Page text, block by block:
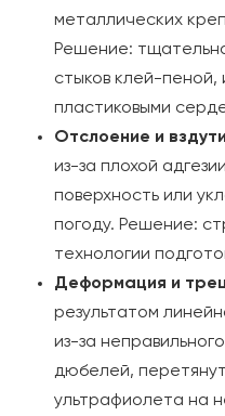
металлических
Решение:
стыков клей-пеной,
пластиковыми
Отслоение и
из-за плохой
поверхность или
погоду. Решение:
технологии
Деформация и
результатом
из-за
дюбелей,
ультрафиолета на